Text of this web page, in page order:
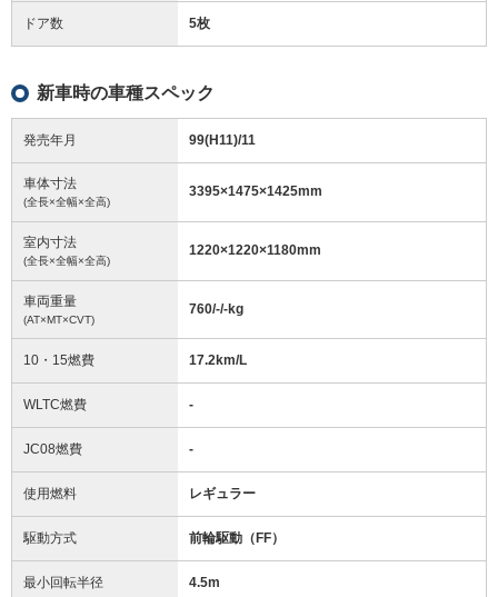
ドア数 5枚
新車時の車種スペック
発売年月 99(H11)/11
車体寸法
(全長×全幅×全高)
3395×1475×1425mm
室内寸法
(全長×全幅×全高)
1220×1220×1180mm
車両重量
(AT×MT×CVT)
760/-/-kg
10・15燃費 17.2km/L
WLTC燃費 -
JC08燃費 -
使用燃料 レギュラー
駆動方式 前輪駆動（FF）
最小回転半径 4.5m